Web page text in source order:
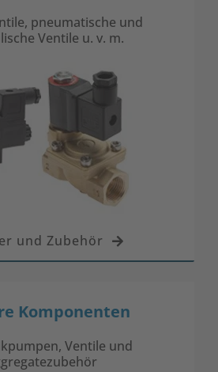
pneumatische und
Ventile u. v. m.
und Zubehör
Komponenten
Ventile und